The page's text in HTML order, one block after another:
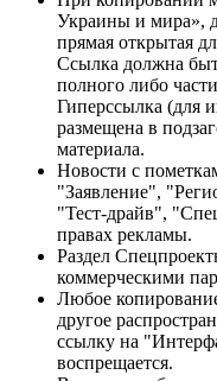
Украины и мира»,
прямая открытая
Ссылка должна
полного либо
Гиперссылка (для
размещена в
материала.
Новости с
"Заявление",
"Тест-драйв",
правах рекламы.
Раздел
коммерческими
Любое
другое
ссылку на
воспрещается.